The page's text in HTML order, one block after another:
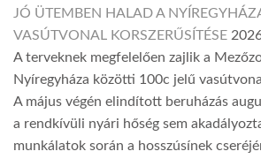
JÓ ÜTEMBEN HALAD A
VASÚTVONAL KORSZERŰSÍTÉSE
A terveknek megfelelően zajlik a
Nyíregyháza közötti 100c jelű
A május végén elindított beruházás
a rendkívüli nyári hőség sem
munkálatok során a hosszúsínek